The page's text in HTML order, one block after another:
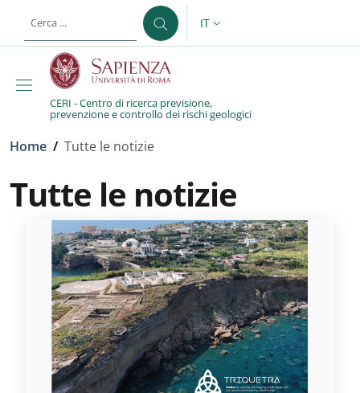
al contenuto principale
SELETTORE LINGUA:
IT
CERI - Centro di ricerca previsione,
prevenzione e controllo dei rischi geologici
Briciole di pane
Home / Tutte le notizie
Tutte le notizie